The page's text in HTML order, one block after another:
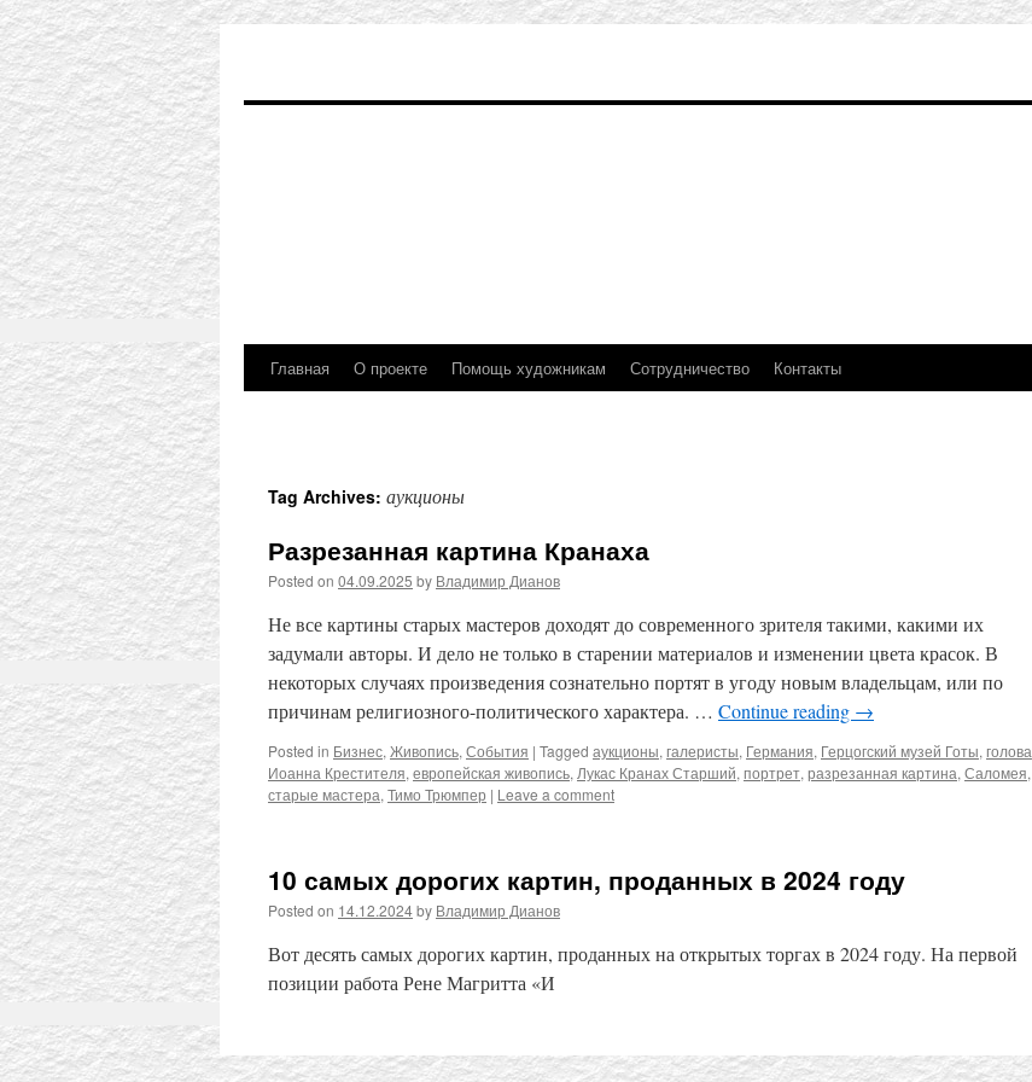
Главная О проекте Помощь художникам Сотрудничество Контакты
Tag Archives: аукционы
Разрезанная картина Кранаха
Posted on 04.09.2025 by Владимир Дианов
Не все картины старых мастеров доходят до современного зрителя такими, какими их
задумали авторы. И дело не только в старении материалов и изменении цвета красок. В
некоторых случаях произведения сознательно портят в угоду новым владельцам, или по
причинам религиозного-политического характера. … Continue reading →
Posted in Бизнес, Живопись, События | Tagged аукционы, галеристы, Германия, Герцогский музей Готы, голова
Иоанна Крестителя, европейская живопись, Лукас Кранах Старший, портрет, разрезанная картина, Саломея,
старые мастера, Тимо Трюмпер | Leave a comment
10 самых дорогих картин, проданных в 2024 году
Posted on 14.12.2024by Владимир Дианов
Вот десять самых дорогих картин, проданных на открытых торгах в 2024 году. На первой
позиции работа Рене Магритта «И